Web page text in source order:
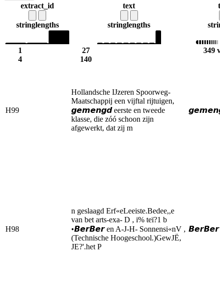
extract_id
stringlengths
1
4
text
stringlengths
27
140
349
H99
Hollandsche IJzeren Spoorweg-
Maatschappij een vijftal rijtuigen,
𝙜𝙚𝙢𝙚𝙣𝙜𝙙 eerste en tweede
klasse, die zóó schoon zijn
afgewerkt, dat zij m
H98
n geslaagd Erf«eLeeiste.Bedee,,e
van bet arts-exa- D , i% teï?1 b
•𝘽𝙚𝙧𝘽𝙚𝙧 en A-J-H- Sonnensi«nV ,
(Technische Hoogeschool.)GewJË,
JE?'.het P
𝘽𝙚𝙧𝘽𝙚𝙧